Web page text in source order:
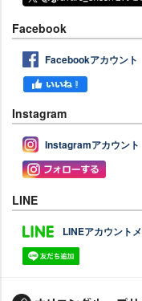
Facebook
Facebookアカウント
Instagram
Instagramアカウント
LINE
LINEアカウント